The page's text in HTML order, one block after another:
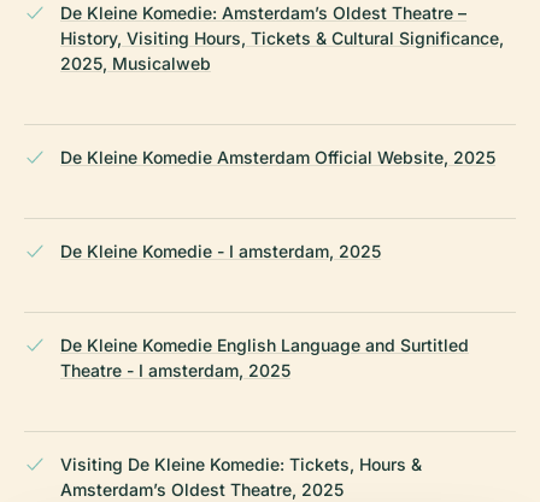
De Kleine Komedie: Amsterdam’s Oldest Theatre –
History, Visiting Hours, Tickets & Cultural Significance,
2025, Musicalweb
De Kleine Komedie Amsterdam Official Website, 2025
De Kleine Komedie - I amsterdam, 2025
De Kleine Komedie English Language and Surtitled
Theatre - I amsterdam, 2025
Visiting De Kleine Komedie: Tickets, Hours &
Amsterdam’s Oldest Theatre, 2025